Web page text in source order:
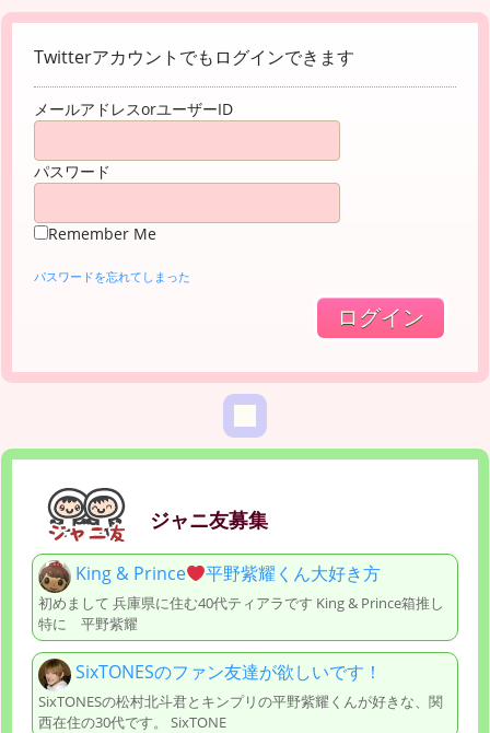
Twitterアカウントでもログインできます
メールアドレスorユーザーID
パスワード
Remember Me
パスワードを忘れてしまった
ジャニ友募集
King & Prince 平野紫耀くん大好き方
初めまして 兵庫県に住む40代ティアラです King & Prince箱推し
特に 平野紫耀
SixTONESのファン友達が欲しいです！
SixTONESの松村北斗君とキンプリの平野紫耀くんが好きな、関
西在住の30代です。 SixTONE